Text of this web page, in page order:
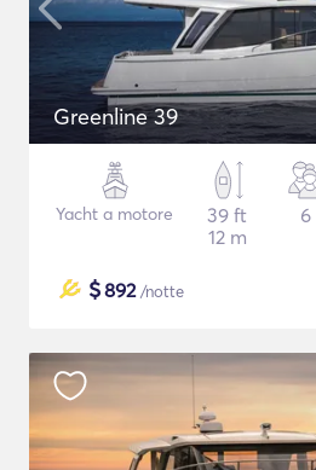
Greenline 39
Yacht a motore
39 ft
12 m
6
$892/notte